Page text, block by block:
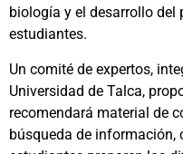
biología y el desarrollo
estudiantes.
Un comité de expertos,
Universidad de Talca,
recomendará material de
búsqueda de información,